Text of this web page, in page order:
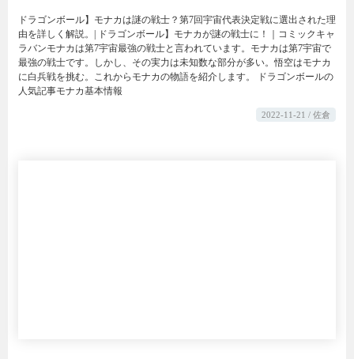
ドラゴンボール】モナカは謎の戦士？第7回宇宙代表決定戦に選出された理
由を詳しく解説。| ドラゴンボール】モナカが謎の戦士に！｜コミックキャ
ラバンモナカは第7宇宙最強の戦士と言われています。モナカは第7宇宙で
最強の戦士です。しかし、その実力は未知数な部分が多い。悟空はモナカ
に白兵戦を挑む。これからモナカの物語を紹介します。 ドラゴンボールの
人気記事モナカ基本情報
2022-11-21 / 佐倉